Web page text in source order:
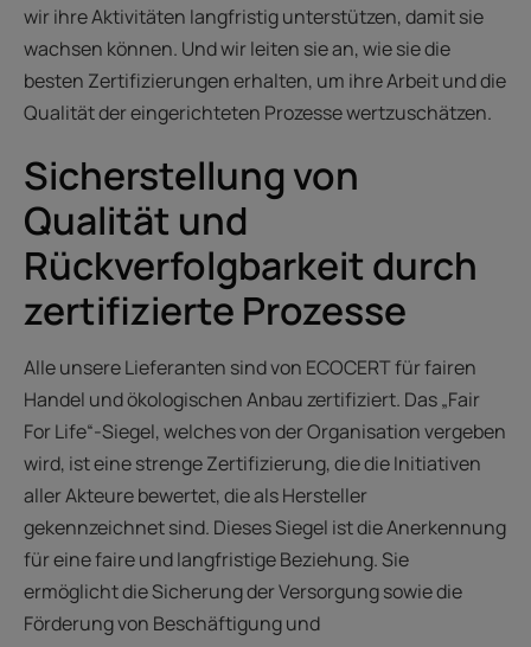
wir ihre Aktivitäten langfristig unterstützen, damit sie
wachsen können. Und wir leiten sie an, wie sie die
besten Zertifizierungen erhalten, um ihre Arbeit und die
Qualität der eingerichteten Prozesse wertzuschätzen.
Sicherstellung von
Qualität und
Rückverfolgbarkeit durch
zertifizierte Prozesse
Alle unsere Lieferanten sind von ECOCERT für fairen
Handel und ökologischen Anbau zertifiziert. Das „Fair
For Life“-Siegel, welches von der Organisation vergeben
wird, ist eine strenge Zertifizierung, die die Initiativen
aller Akteure bewertet, die als Hersteller
gekennzeichnet sind. Dieses Siegel ist die Anerkennung
für eine faire und langfristige Beziehung. Sie
ermöglicht die Sicherung der Versorgung sowie die
Förderung von Beschäftigung und